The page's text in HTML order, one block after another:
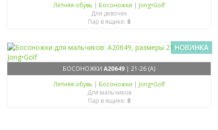
Летняя обувь | Босоножки | Jong•Golf
Для девочек
Пар в ящике: 8
НОВИНКА
БОСОНОЖКИ A20649 | 21-26 (A)
Летняя обувь | Босоножки | Jong•Golf
Для мальчиков
Пар в ящике: 8